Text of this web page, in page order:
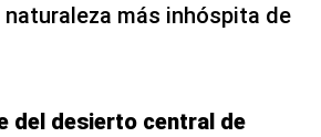
más inhóspita de
del desierto central de